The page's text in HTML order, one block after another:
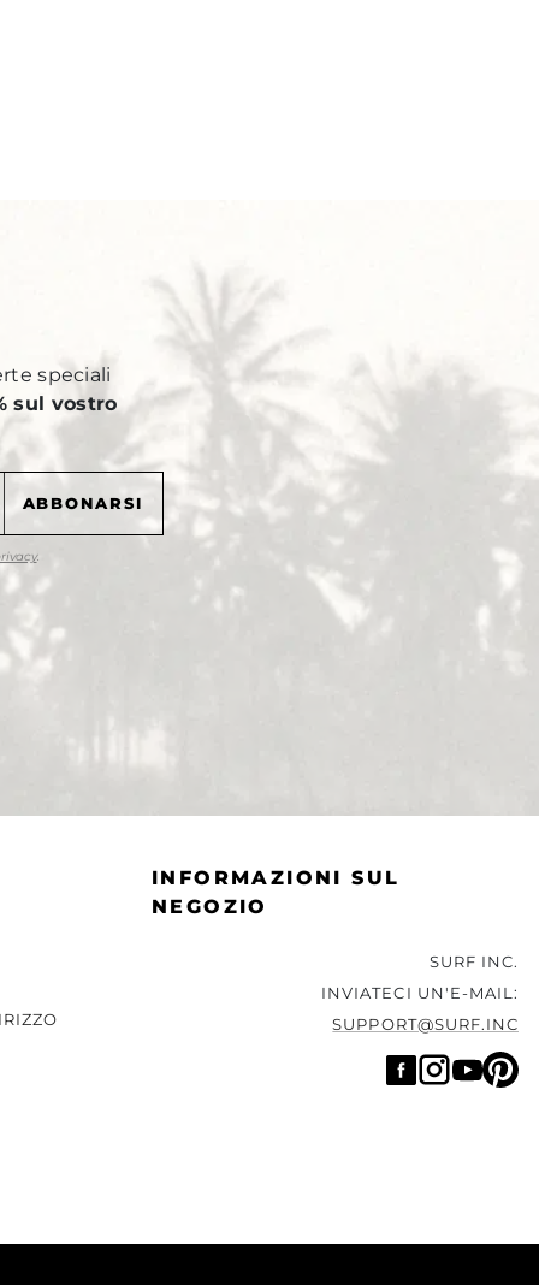
speciali
sul vostro
.
INFORMAZIONI SUL
NEGOZIO
SURF INC.
INVIATECI UN'E-MAIL:
SUPPORT@SURF.INC